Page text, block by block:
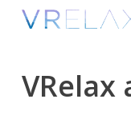
Skip
contentVRelax